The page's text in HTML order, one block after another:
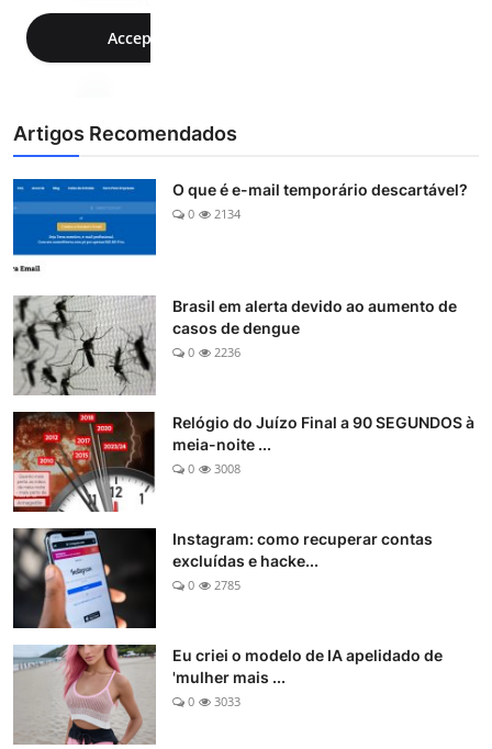
Artigos Recomendados
O que é e-mail temporário descartável?
0 2134
Brasil em alerta devido ao aumento de
casos de dengue
0 2236
Relógio do Juízo Final a 90 SEGUNDOS à
meia-noite ...
0 3008
Instagram: como recuperar contas
excluídas e hacke...
0 2785
Eu criei o modelo de IA apelidado de
'mulher mais ...
0 3033